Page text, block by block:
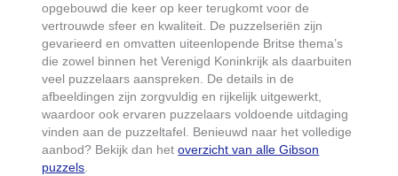
opgebouwd die keer op keer terugkomt voor de
vertrouwde sfeer en kwaliteit. De puzzelseriën zijn
gevarieerd en omvatten uiteenlopende Britse thema’s
die zowel binnen het Verenigd Koninkrijk als daarbuiten
veel puzzelaars aanspreken. De details in de
afbeeldingen zijn zorgvuldig en rijkelijk uitgewerkt,
waardoor ook ervaren puzzelaars voldoende uitdaging
vinden aan de puzzeltafel. Benieuwd naar het volledige
aanbod? Bekijk dan hetoverzicht van alle Gibson
puzzels.